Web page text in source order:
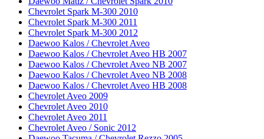
Chevrolet Spark M-300 2010
Chevrolet Spark M-300 2011
Chevrolet Spark M-300 2012
Daewoo Kalos / Chevrolet Aveo
Daewoo Kalos / Chevrolet Aveo HB 2007
Daewoo Kalos / Chevrolet Aveo NB 2007
Daewoo Kalos / Chevrolet Aveo NB 2008
Daewoo Kalos / Chevrolet Aveo HB 2008
Chevrolet Aveo 2009
Chevrolet Aveo 2010
Chevrolet Aveo 2011
Chevrolet Aveo / Sonic 2012